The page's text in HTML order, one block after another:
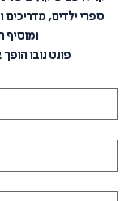
ספרי ילדים,
ומוסיף
פונט נובו